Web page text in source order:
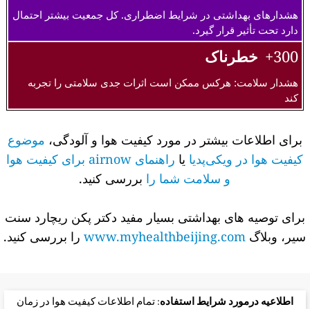
هشدارهای بهداشتی در شرایط اضطراری. کل جمعیت بیشتر احتمال
دارد تحت تأثیر قرار گیرد.
300+ خطرناک
هشدار سلامت: هرکس ممکن است اثرات جدی سلامتی را تجربه
کند
برای اطلاعات بیشتر در مورد کیفیت هوا و آلودگی، موضوع
کیفیت هوا در ویکی‌پدیایا
راهنمای airnow برای کیفیت هوا
و سلامت شما را بررسی کنید.
برای توصیه های بهداشتی بسیار مفید دکتر پکن ریچارد سنت
سیر، وبلاگ www.myhealthbeijing.comرا بررسی کنید.
اطلاعیه درمورد شرایط استفاده: تمام اطلاعات کیفیت هوا در زمان